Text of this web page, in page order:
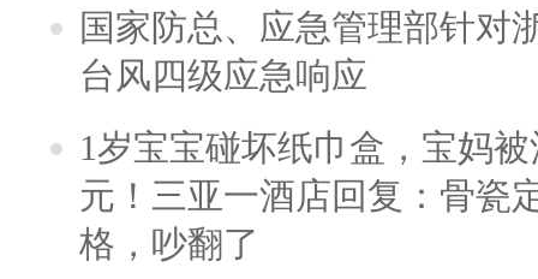
国家防总、应急管理部针对
台风四级应急响应
1岁宝宝碰坏纸巾盒，宝妈
元！三亚一酒店回复：骨瓷
格，吵翻了